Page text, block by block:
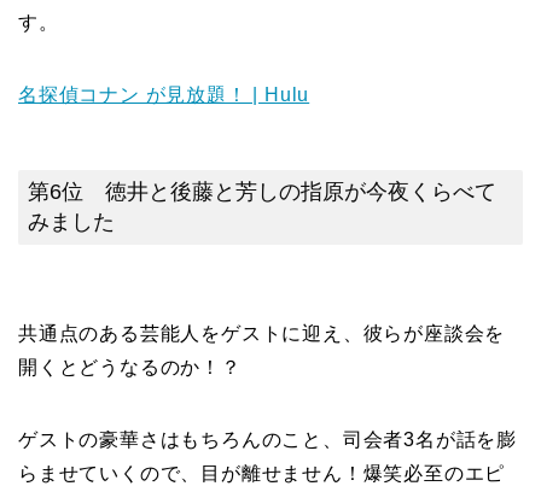
す。
名探偵コナン が見放題！ | Hulu
第6位 徳井と後藤と芳しの指原が今夜くらべて
みました
共通点のある芸能人をゲストに迎え、彼らが座談会を
開くとどうなるのか！？
ゲストの豪華さはもちろんのこと、司会者3名が話を膨
らませていくので、目が離せません！爆笑必至のエピ